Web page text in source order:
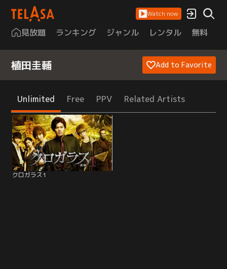
Watch now
見放題 ランキング ジャンル レンタル 無料
植田圭輔 Add to Favorite
Unlimited Free PPV Related Artists
クロガラス1